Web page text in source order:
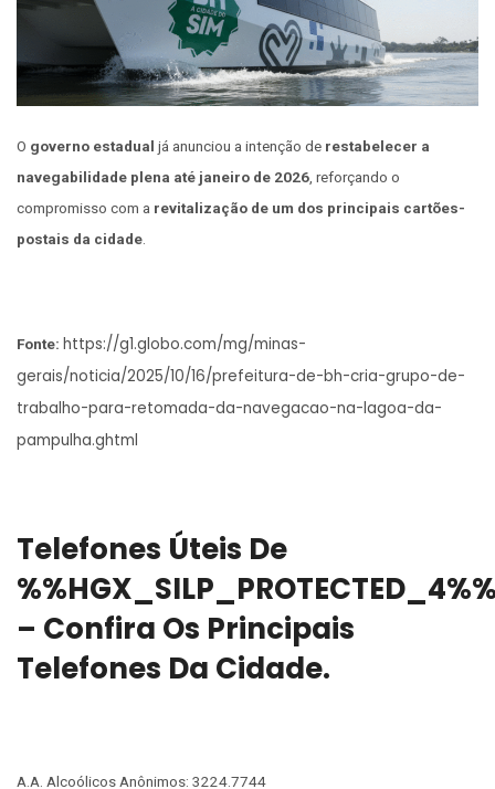
O governo estadual já anunciou a intenção de restabelecer a
navegabilidade plena até janeiro de 2026, reforçando o
compromisso com a revitalização de um dos principais cartões-
postais da cidade.
Fonte: https://g1.globo.com/mg/minas-
gerais/noticia/2025/10/16/prefeitura-de-bh-cria-grupo-de-
trabalho-para-retomada-da-navegacao-na-lagoa-da-
pampulha.ghtml
Telefones Úteis De
– Confira Os Principais
Telefones Da Cidade.
A.A. Alcoólicos Anônimos: 3224.7744